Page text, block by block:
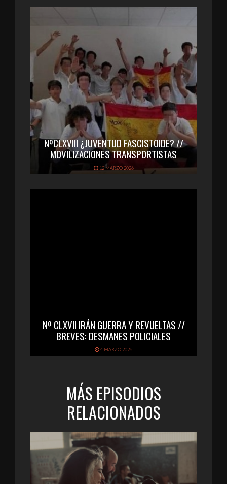
NºCLXVIII ¿JUVENTUD FASCISTOIDE? //
MOVILIZACIONES TRANSPORTISTAS
12 MARZO 2026
Nº CLXVII IRÁN GUERRA Y REVUELTAS //
BREVES: DESMANES POLICIALES
4 MARZO 2026
MÁS EPISODIOS
RELACIONADOS